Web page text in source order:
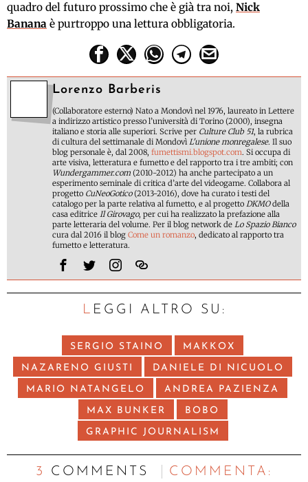
quadro del futuro prossimo che è già tra noi, Nick
Banana è purtroppo una lettura obbligatoria.
Lorenzo Barberis
(Collaboratore esterno) Nato a Mondovì nel 1976, laureato in Lettere
a indirizzo artistico presso l’università di Torino (2000), insegna
italiano e storia alle superiori. Scrive per Culture Club 51, la rubrica
di cultura del settimanale di MondovìL'unione monregalese. Il suo
blog personale è, dal 2008, fumettismi.blogspot.com. Si occupa di
arte visiva, letteratura e fumetto e del rapporto tra i tre ambiti; con
Wundergammer.com (2010-2012) ha anche partecipato a un
esperimento seminale di critica d’arte del videogame. Collabora al
progetto CuNeoGotico(2013-2016), dove ha curato i testi del
catalogo per la parte relativa al fumetto, e al progetto DKMOdella
casa editrice Il Girovago, per cui ha realizzato la prefazione alla
parte letteraria del volume. Per il blog network de Lo Spazio Bianco
cura dal 2016 il blog Come un romanzo, dedicato al rapporto tra
fumetto e letteratura.
LEGGI ALTRO SU:
SERGIO STAINO MAKKOX
NAZARENO GIUSTI DANIELE DI NICUOLO
MARIO NATANGELO ANDREA PAZIENZA
MAX BUNKER BOBO
GRAPHIC JOURNALISM
3 COMMENTS C OMMENTA: